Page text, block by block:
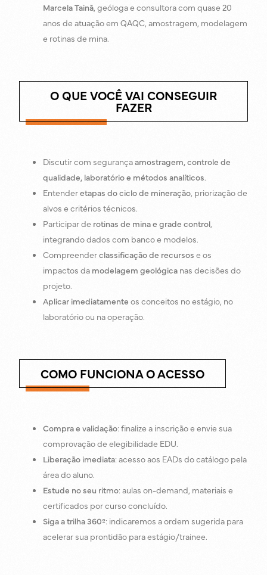
Marcela Tainã, geóloga e consultora com quase 20
anos de atuação em QAQC, amostragem, modelagem
e rotinas de mina.
O QUE VOCÊ VAI CONSEGUIR
FAZER
Discutir com segurançaamostragem, controle de
qualidade, laboratório e métodos analíticos.
Entenderetapas do ciclo de mineração, priorização de
alvos e critérios técnicos.
Participar de rotinas de mina e grade control,
integrando dados com banco e modelos.
Compreenderclassificação de recursos e os
impactos da modelagem geológica nas decisões do
projeto.
Aplicar imediatamente os conceitos no estágio, no
laboratório ou na operação.
COMO FUNCIONA O ACESSO
Compra e validação: finalize a inscrição e envie sua
comprovação de elegibilidade EDU.
Liberação imediata: acesso aos EADs do catálogo pela
área do aluno.
Estude no seu ritmo: aulas on-demand, materiais e
certificados por curso concluído.
Siga a trilha 360º: indicaremos a ordem sugerida para
acelerar sua prontidão para estágio/trainee.